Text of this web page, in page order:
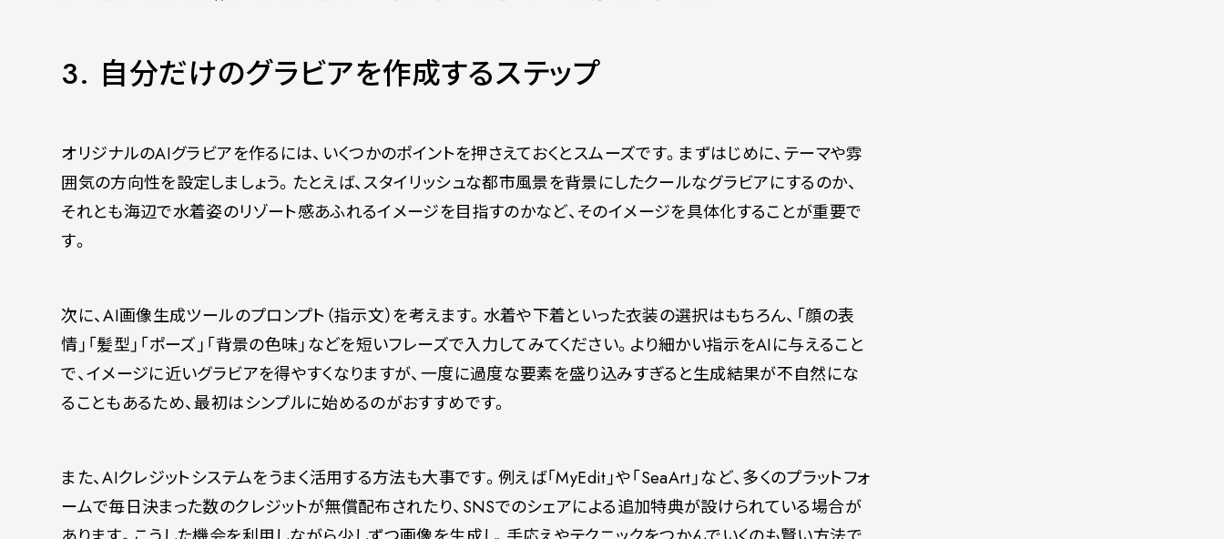
3. 自分だけのグラビアを作成するステップ
オリジナルのAIグラビアを作るには、いくつかのポイントを押さえておくとスムーズです。まずはじめに、テーマや雰
囲気の方向性を設定しましょう。たとえば、スタイリッシュな都市風景を背景にしたクールなグラビアにするのか、
それとも海辺で水着姿のリゾート感あふれるイメージを目指すのかなど、そのイメージを具体化することが重要で
す。
次に、AI画像生成ツールのプロンプト（指示文）を考えます。水着や下着といった衣装の選択はもちろん、「顔の表
情」「髪型」「ポーズ」「背景の色味」などを短いフレーズで入力してみてください。より細かい指示をAIに与えること
で、イメージに近いグラビアを得やすくなりますが、一度に過度な要素を盛り込みすぎると生成結果が不自然にな
ることもあるため、最初はシンプルに始めるのがおすすめです。
また、AIクレジットシステムをうまく活用する方法も大事です。例えば「MyEdit」や「SeaArt」など、多くのプラットフォ
ームで毎日決まった数のクレジットが無償配布されたり、SNSでのシェアによる追加特典が設けられている場合が